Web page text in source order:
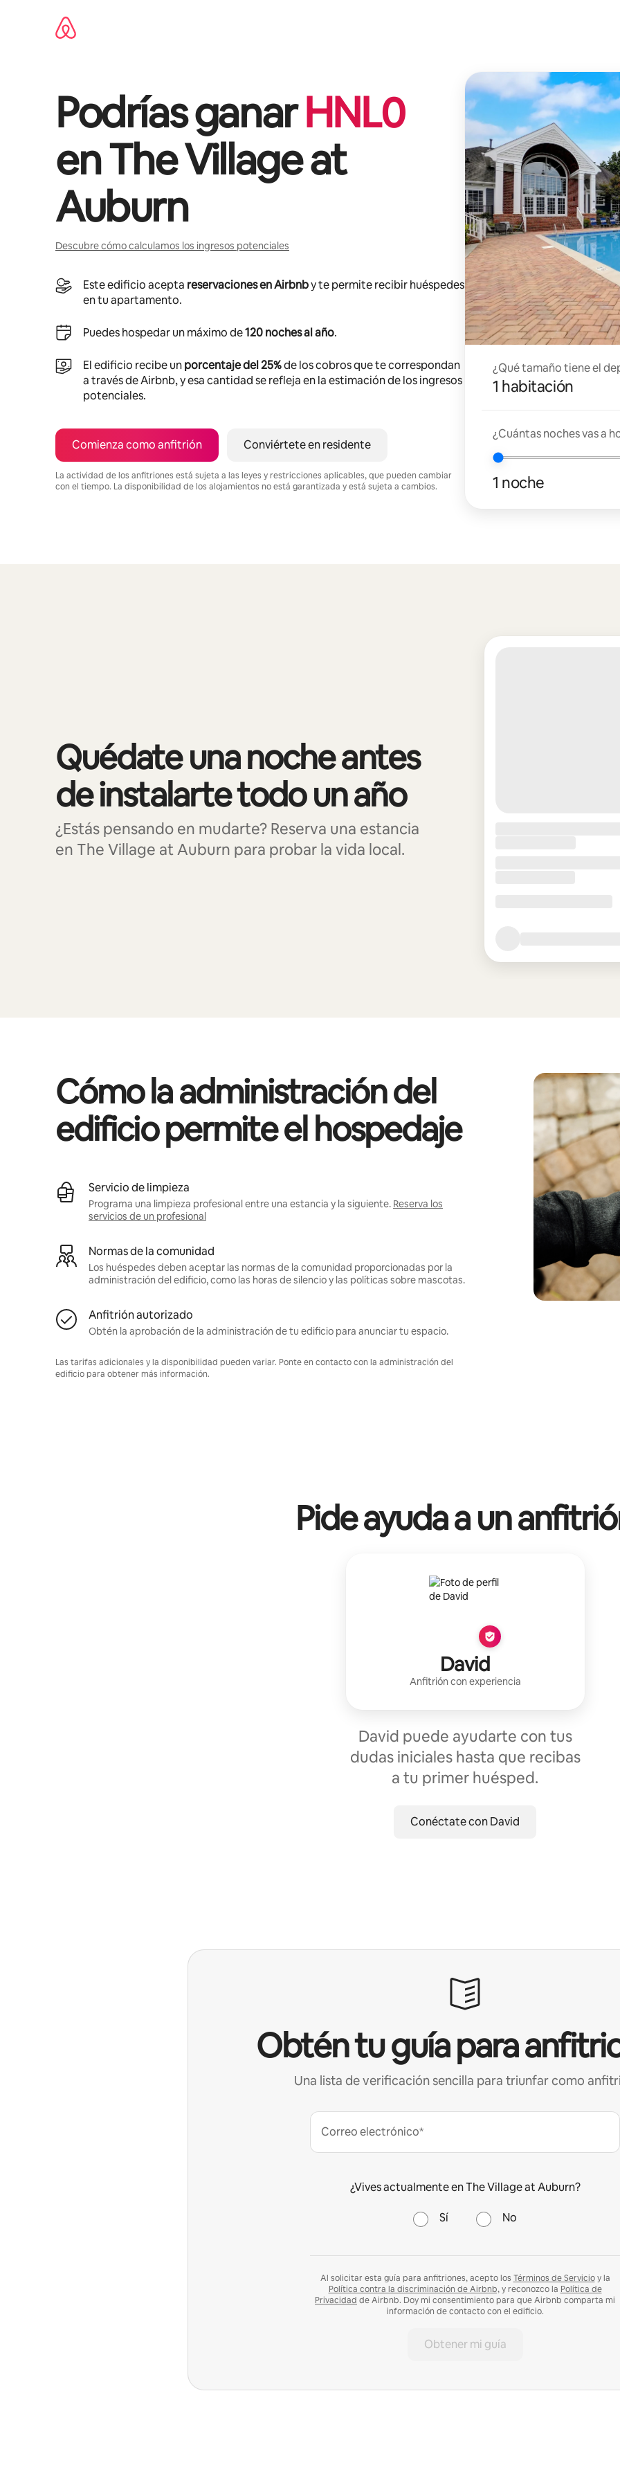
Podrías ganarHNL0
enThe Village at
Auburn
Descubre cómo calculamos los ingresos potenciales
Este edificio acepta reservaciones en Airbnby te permite recibir huéspedes
en tu apartamento.
Puedes hospedar un máximo de120 noches al año.
El edificio recibe unporcentaje del 25%de los cobros que te correspondan
a través de Airbnb, y esa cantidad se refleja en la estimación de los ingresos
potenciales.
Comienza como anfitrión Conviértete en residente
La actividad de los anfitriones está sujeta a las leyes y restricciones aplicables, que pueden cambiar
con el tiempo. La disponibilidad de los alojamientos no está garantizada y está sujeta a cambios.
¿Qué tamaño tiene el
1 habitación
¿Cuántas noches vas a
1 noche
Quédate una noche antes
de instalarte todo un año
¿Estás pensando en mudarte? Reserva una estancia
en The Village at Auburn para probar la vida local.
Cómo la administración del
edificio permite el hospedaje
Servicio de limpieza
Programa una limpieza profesional entre una estancia y la siguiente. Reserva los
servicios de un profesional
Normas de la comunidad
Los huéspedes deben aceptar las normas de la comunidad proporcionadas por la
administración del edificio, como las horas de silencio y las políticas sobre mascotas.
Anfitrión autorizado
Obtén la aprobación de la administración de tu edificio para anunciar tu espacio.
Las tarifas adicionales y la disponibilidad pueden variar. Ponte en contacto con la administración del
edificio para obtener más información.
Pide ayuda a un
David
Anfitrión con experiencia
David puede ayudarte con tus
dudas iniciales hasta que recibas
a tu primer huésped.
Conéctate con David
Obtén tu guía para
Una lista de verificación sencilla para triunfar como
Correo electrónico*
¿Vives actualmente en The Village at Auburn?
Sí No
Al solicitar esta guía para anfitriones, acepto los Términos de Servicioy la
Política contra la discriminación de Airbnb,y reconozco la Política de
Privacidad de Airbnb. Doy mi consentimiento para que Airbnb comparta mi
información de contacto con el edificio.
Obtener mi guía